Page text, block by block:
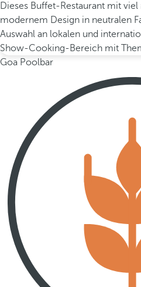
Dieses Buffet-Restaurant mit
modernem Design in neutralen
Auswahl an lokalen und
Show-Cooking-Bereich mit
Goa Poolbar